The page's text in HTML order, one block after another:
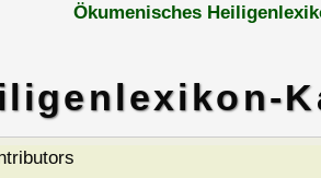
Ökumenisches